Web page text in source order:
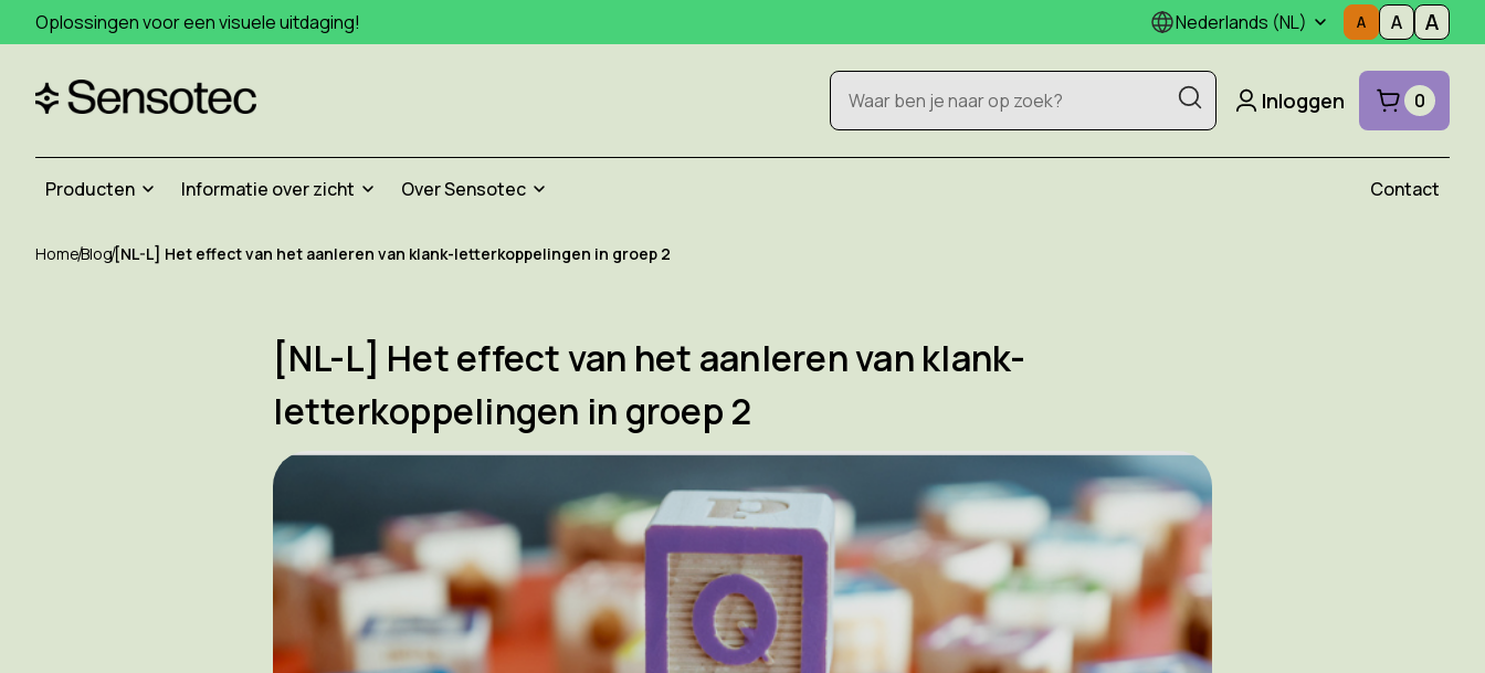
Oplossingen voor een visuele uitdaging! Nederlands (NL)
Zoeken
Inloggen 0
Producten Informatie over zicht Over Sensotec Contact
HomeBlog[NL-L] Het effect van het aanleren van klank-letterkoppelingen in groep 2
[NL-L] Het effect van het aanleren van klank-
letterkoppelingen in groep 2